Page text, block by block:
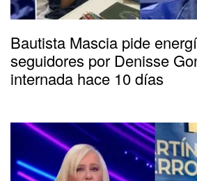
Bautista Mascia pide
seguidores por Denisse
internada hace 10 días